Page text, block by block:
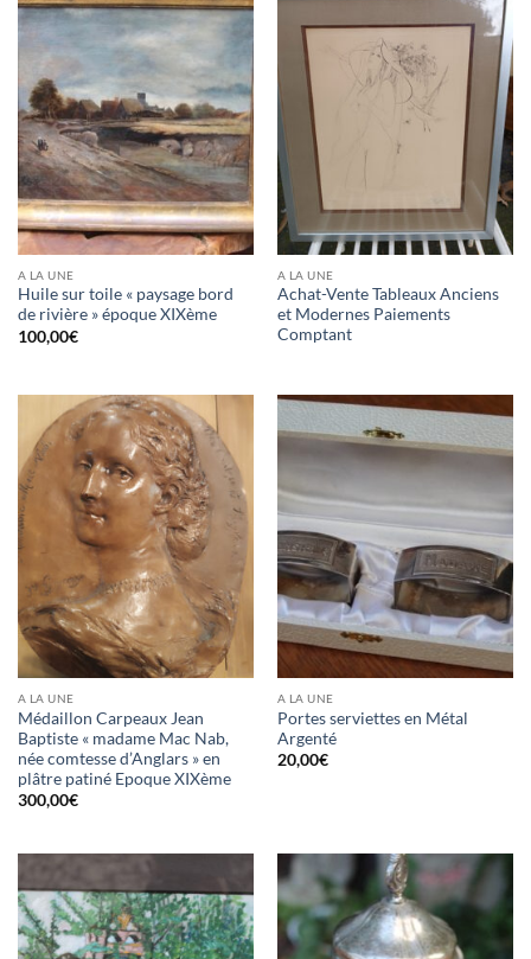
A LA UNE
Huile sur toile « paysage bord
de rivière » époque XIXème
100,00€
A LA UNE
Achat-Vente Tableaux Anciens
et Modernes Paiements
Comptant
A LA UNE
Médaillon Carpeaux Jean
Baptiste « madame Mac Nab,
née comtesse d’Anglars » en
plâtre patiné Epoque XIXème
300,00€
A LA UNE
Portes serviettes en Métal
Argenté
20,00€